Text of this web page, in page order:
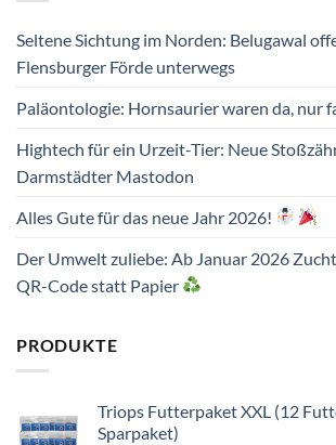
Seltene Sichtung im Norden: Belugawal
Flensburger Förde unterwegs
Paläontologie: Hornsaurier waren da, nur
Hightech für ein Urzeit-Tier: Neue
Darmstädter Mastodon
Alles Gute für das neue Jahr 2026!
Der Umwelt zuliebe: Ab Januar 2026
QR-Code statt Papier
PRODUKTE
Triops Futterpaket XXL (12
Sparpaket)